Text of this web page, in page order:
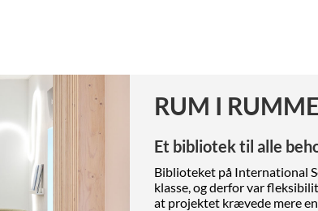
RUM I
Et bibliotek til alle
Biblioteket på International
klasse, og derfor var
at projektet krævede mere